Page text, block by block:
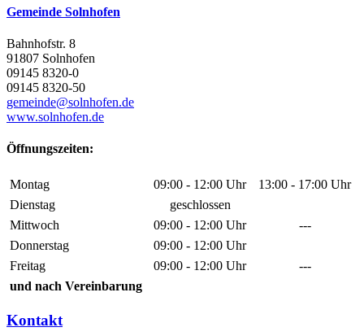
Gemeinde Solnhofen
Bahnhofstr. 8
91807 Solnhofen
09145 8320-0
09145 8320-50
gemeinde@solnhofen.de
www.solnhofen.de
Öffnungszeiten:
Montag 09:00 - 12:00 Uhr
13:00 - 17:00 Uhr
Dienstag
geschlossen
Mittwoch
09:00 - 12:00 Uhr
---
Donnerstag
09:00 - 12:00 Uhr
Freitag
09:00 - 12:00 Uhr
---
und nach Vereinbarung
Kontakt